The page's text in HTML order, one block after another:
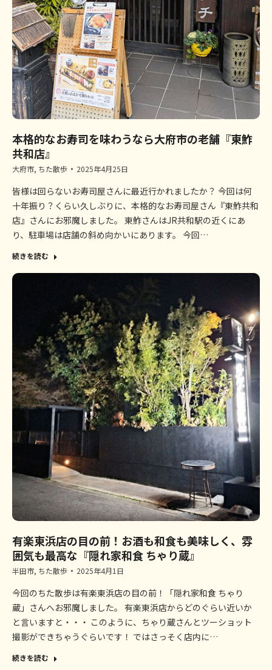
本格的なお寿司を味わうなら大府市の老舗『東鮓
共和店』
大府市, ちた散歩 2025年4月25日
皆様は回らないお寿司屋さんに最近行かれましたか？ 今回は何
十年振り？くらい久しぶりに、本格的なお寿司屋さん『東鮓共和
店』さんにお邪魔しました。 東鮓さんはJR共和駅の近くにあ
り、駐車場は店舗の斜め向かいにあります。 今回…
続きを読む
有楽東浜店の目の前！お酒も和食も美味しく、雰
囲気も最高な『隠れ家和食 ちゃり蔵』
半田市, ちた散歩 2025年4月1日
今回のちた散歩は有楽東浜店の目の前！「隠れ家和食 ちゃり
蔵」さんへお邪魔しました。 有楽東浜店からどのぐらい近いか
と言いますと・・・ このように、ちゃり蔵さんとツーショット
撮影ができちゃうぐらいです！ ではさっそく店内に…
続きを読む